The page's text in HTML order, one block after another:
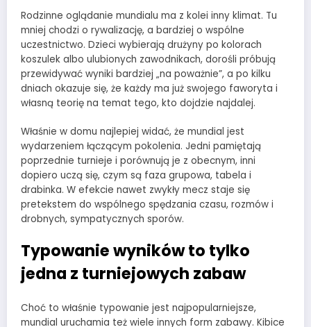
Rodzinne oglądanie mundialu ma z kolei inny klimat. Tu
mniej chodzi o rywalizację, a bardziej o wspólne
uczestnictwo. Dzieci wybierają drużyny po kolorach
koszulek albo ulubionych zawodnikach, dorośli próbują
przewidywać wyniki bardziej „na poważnie”, a po kilku
dniach okazuje się, że każdy ma już swojego faworyta i
własną teorię na temat tego, kto dojdzie najdalej.
Właśnie w domu najlepiej widać, że mundial jest
wydarzeniem łączącym pokolenia. Jedni pamiętają
poprzednie turnieje i porównują je z obecnym, inni
dopiero uczą się, czym są faza grupowa, tabela i
drabinka. W efekcie nawet zwykły mecz staje się
pretekstem do wspólnego spędzania czasu, rozmów i
drobnych, sympatycznych sporów.
Typowanie wyników to tylko
jedna z turniejowych zabaw
Choć to właśnie typowanie jest najpopularniejsze,
mundial uruchamia też wiele innych form zabawy. Kibice